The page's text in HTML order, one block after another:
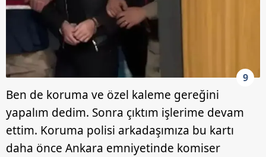
9
Ben de koruma ve özel kaleme gereğini
yapalım dedim. Sonra çıktım işlerime devam
ettim. Koruma polisi arkadaşımıza bu kartı
daha önce Ankara emniyetinde komiser